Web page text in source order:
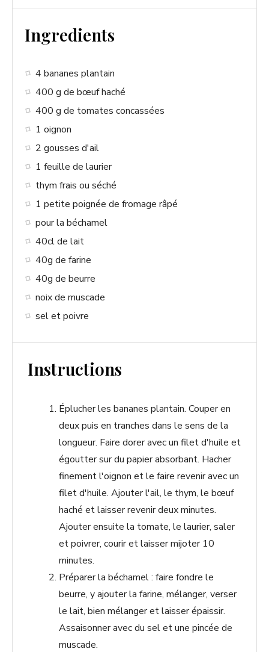
Ingredients
4 bananes plantain
400 g de bœuf haché
400 g de tomates concassées
1 oignon
2 gousses d'ail
1 feuille de laurier
thym frais ou séché
1 petite poignée de fromage râpé
pour la béchamel
40cl de lait
40g de farine
40g de beurre
noix de muscade
sel et poivre
Instructions
Éplucher les bananes plantain. Couper en
deux puis en tranches dans le sens de la
longueur. Faire dorer avec un filet d'huile et
égoutter sur du papier absorbant. Hacher
finement l'oignon et le faire revenir avec un
filet d'huile. Ajouter l'ail, le thym, le bœuf
haché et laisser revenir deux minutes.
Ajouter ensuite la tomate, le laurier, saler
et poivrer, courir et laisser mijoter 10
minutes.
Préparer la béchamel : faire fondre le
beurre, y ajouter la farine, mélanger, verser
le lait, bien mélanger et laisser épaissir.
Assaisonner avec du sel et une pincée de
muscade.